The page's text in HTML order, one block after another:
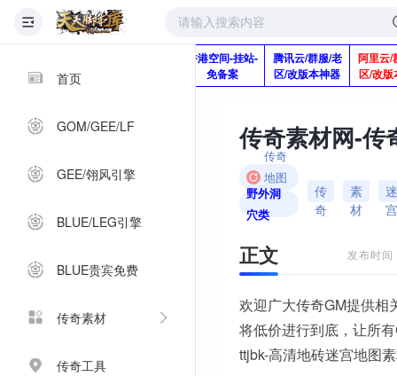
首页
GOM/GEE/LF
GEE/翎风引擎
BLUE/LEG引擎
BLUE贵宾免费
传奇素材
传奇工具
Q920992345
香港空间-挂站-
免备案
腾讯云/群服/老
区/改版本神器
阿里云/
区/改版
传奇
地图
素材
野外洞
穴类
传
奇
素
材
迷
宫
正文 发布时
欢迎广大传奇GM提供相
将低价进行到底，让所
ttjbk-高清地砖迷宫地图